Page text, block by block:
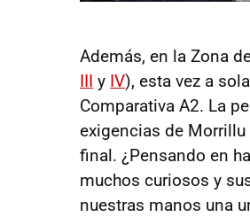
Además, en la Zona
III y IV), esta vez a
Comparativa A2. La
exigencias de
final. ¿Pensando en
muchos curiosos y
nuestras manos una